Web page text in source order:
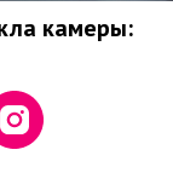
камеры: